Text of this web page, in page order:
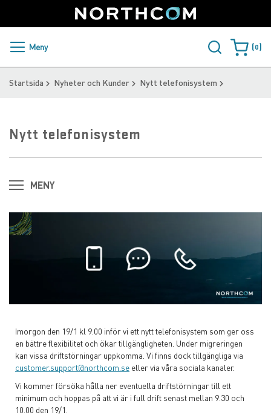
to
Content
Sweden
PRODUKTER OCH LÖSNINGAR
ÅTERFÖRSÄLJARE
LADDA NER
Meny Varukorgen
0
Startsida Nyheter och Kunder Nytt telefonisystem
Nytt telefonisystem
MENY
Imorgon den 19/1 kl 9.00 inför vi ett nytt telefonisystem som ger oss
en bättre flexibilitet och ökar tillgängligheten. Under migreringen
kan vissa driftstörningar uppkomma. Vi finns dock tillgängliga via
customer.support@northcom.se eller via våra sociala kanaler.
Vi kommer försöka hålla ner eventuella driftstörningar till ett
minimum och hoppas på att vi är i full drift senast mellan 9.30 och
10.00 den 19/1.